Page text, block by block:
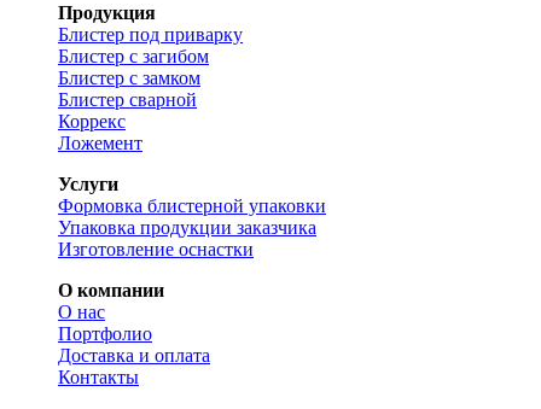
Продукция
Блистер под приварку
Блистер с загибом
Блистер с замком
Блистер сварной
Коррекс
Ложемент
Услуги
Формовка блистерной упаковки
Упаковка продукции заказчика
Изготовление оснастки
О компании
О нас
Портфолио
Доставка и оплата
Контакты